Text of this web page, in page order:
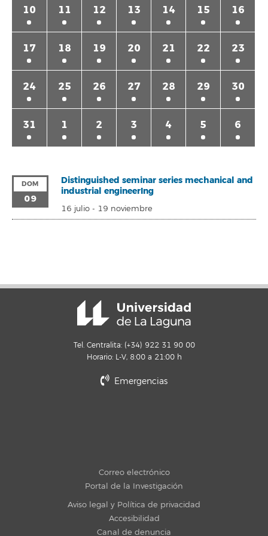
10 11 12 13 14 15 16
17 18 19 20 21 22 23
24 25 26 27 28 29 30
31 1 2 3 4 5 6
DOM
09
Distinguished seminar series mechanical and
industrial engineerIng
16 julio- 19 noviembre
Tel. Centralita: (+34) 922 31 90 00
Horario: L-V, 8:00 a 21:00 h
Emergencias
Correo electrónico
Portal de la Investigación
Aviso legal y Política de privacidad
Accesibilidad
Canal de denuncia